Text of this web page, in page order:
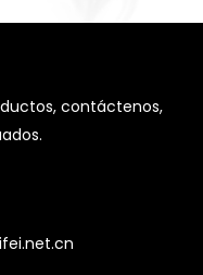
contáctenos,